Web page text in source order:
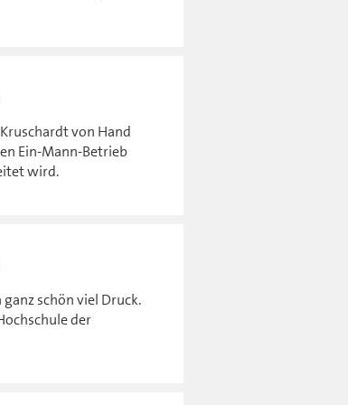
von Hand
Ein-Mann-Betrieb
wird.
schön viel Druck.
der